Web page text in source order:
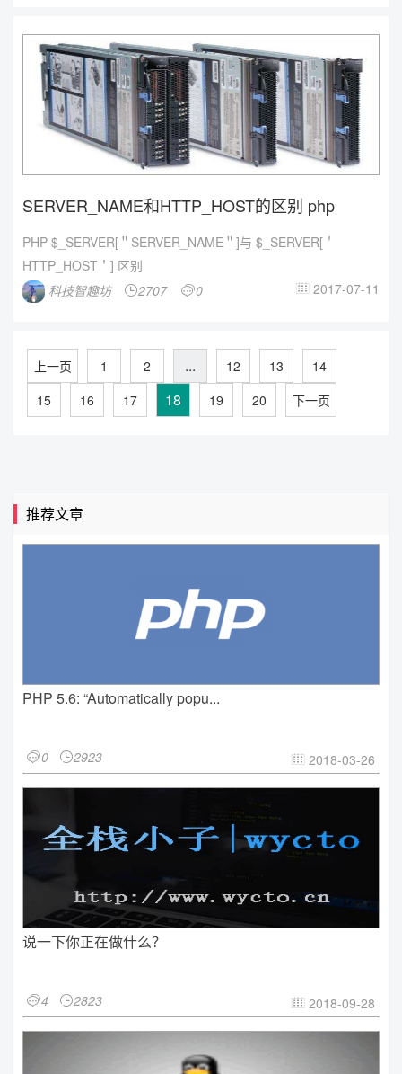
SERVER_NAME和HTTP_HOST的区别 php
PHP $_SERVER[＂SERVER_NAME＂]与 $_SERVER[＇
HTTP_HOST＇] 区别
科技智趣坊
2707 0  2017-07-11
上一页 1 2 ... 12 13
14
15
16 17 18 19 20 下一页
推荐文章
PHP 5.6: “Automatically popu...
0 2923  2018-03-26
说一下你正在做什么？
4 2823  2018-09-28